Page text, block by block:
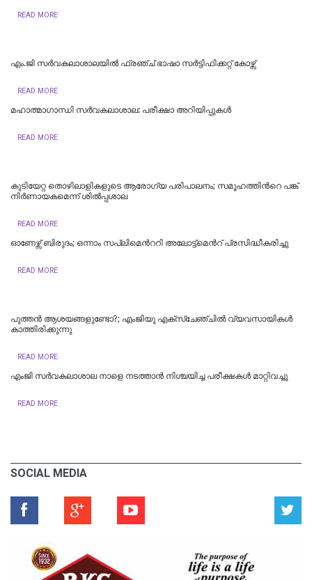
READ MORE
എം.ജി സര്‍വകലാശാലയില്‍ ഫ്രഞ്ച് ഭാഷാ സര്‍ട്ടിഫിക്കറ്റ് കോഴ്സ്
READ MORE
മഹാത്മാഗാന്ധി സർവകലാശാല: പരീക്ഷാ അറിയിപ്പുകൾ
READ MORE
കുടിയേറ്റ തൊഴിലാളികളുടെ ആരോഗ്യ പരിപാലനം; സമൂഹത്തിന്‍റെ പങ്ക്
നിര്‍ണായകമെന്ന് ശില്‍പ്പശാല
READ MORE
ഓണേഴ്സ് ബിരുദം; ഒന്നാം സപ്ലിമെന്‍ററി അലോട്ട്മെന്‍റ് പ്രസിദ്ധീകരിച്ചു
READ MORE
പുത്തന്‍ ആശയങ്ങളുണ്ടോ?; എംജിയു എക്സ്ചേഞ്ചില്‍ വ്യവസായികള്‍
കാത്തിരിക്കുന്നു
READ MORE
എംജി സർവകലാശാല നാളെ നടത്താൻ നിശ്ചയിച്ച പരീക്ഷകൾ മാറ്റിവച്ചു
READ MORE
SOCIAL MEDIA